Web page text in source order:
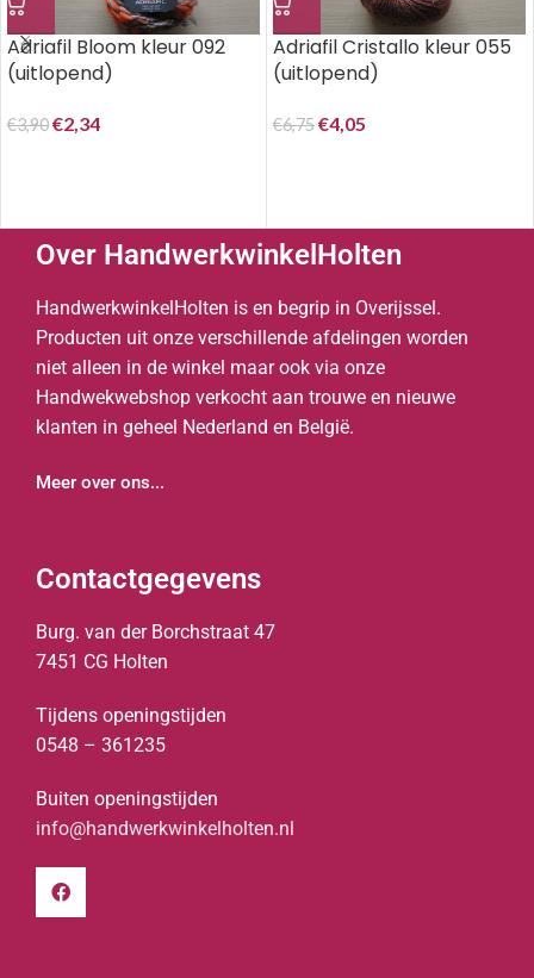
Adriafil Bloom kleur 092
(uitlopend)
€3,90€2,34
Adriafil Cristallo kleur 055
(uitlopend)
€6,75€4,05
Over HandwerkwinkelHolten
HandwerkwinkelHolten is en begrip in Overijssel.
Producten uit onze verschillende afdelingen worden
niet alleen in de winkel maar ook via onze
Handwekwebshop verkocht aan trouwe en nieuwe
klanten in geheel Nederland en België.
Meer over ons...
Contactgegevens
Burg. van der Borchstraat 47
7451 CG Holten
Tijdens openingstijden
0548 – 361235
Buiten openingstijden
info@handwerkwinkelholten.nl